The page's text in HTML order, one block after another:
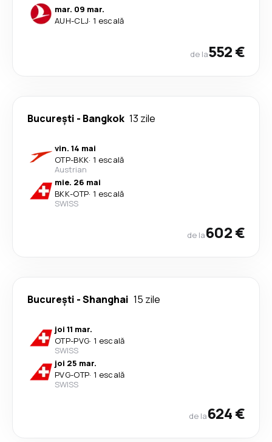
mar. 09 mar.
AUH-CLJ· 1 escală
de la552 €
București - Bangkok 13 zile
vin. 14 mai
OTP-BKK· 1 escală
Austrian
mie. 26 mai
BKK-OTP· 1 escală
SWISS
de la602 €
București -Shanghai 15 zile
joi 11 mar.
OTP-PVG· 1 escală
SWISS
joi 25 mar.
PVG-OTP· 1 escală
SWISS
de la624 €